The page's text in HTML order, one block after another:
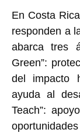
En Costa
responden a
abarca tres
Green”:
del impacto
ayuda al
Teach”: